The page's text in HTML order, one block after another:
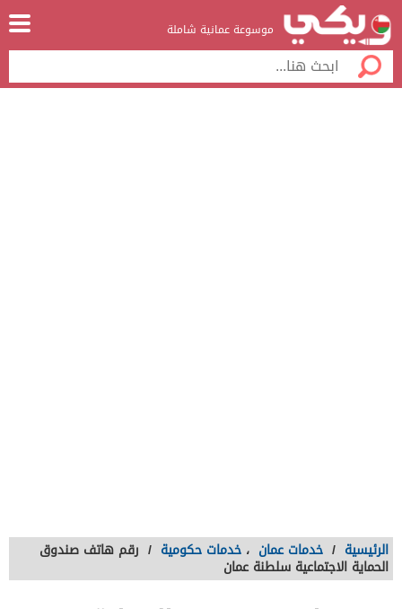
موسوعة عمانية شاملة
الرئيسية / خدمات عمان ، خدمات حكومية / رقم هاتف صندوق
الحماية الاجتماعية سلطنة عمان